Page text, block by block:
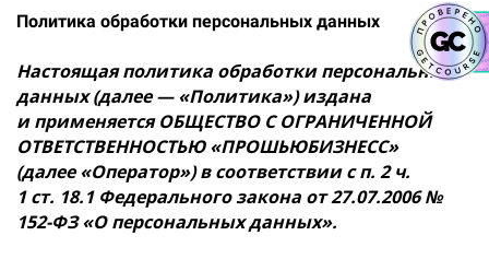
Политика обработки персональных данных
Настоящая политика обработки персональных
данных (далее — «Политика») издана
и применяется ОБЩЕСТВО С ОГРАНИЧЕННОЙ
ОТВЕТСТВЕННОСТЬЮ «ПРОШЬЮБИЗНЕСС»
(далее «Оператор») в соответствии с п. 2 ч.
1 ст. 18.1 Федерального закона от 27.07.2006 №
152-ФЗ «О персональных данных».